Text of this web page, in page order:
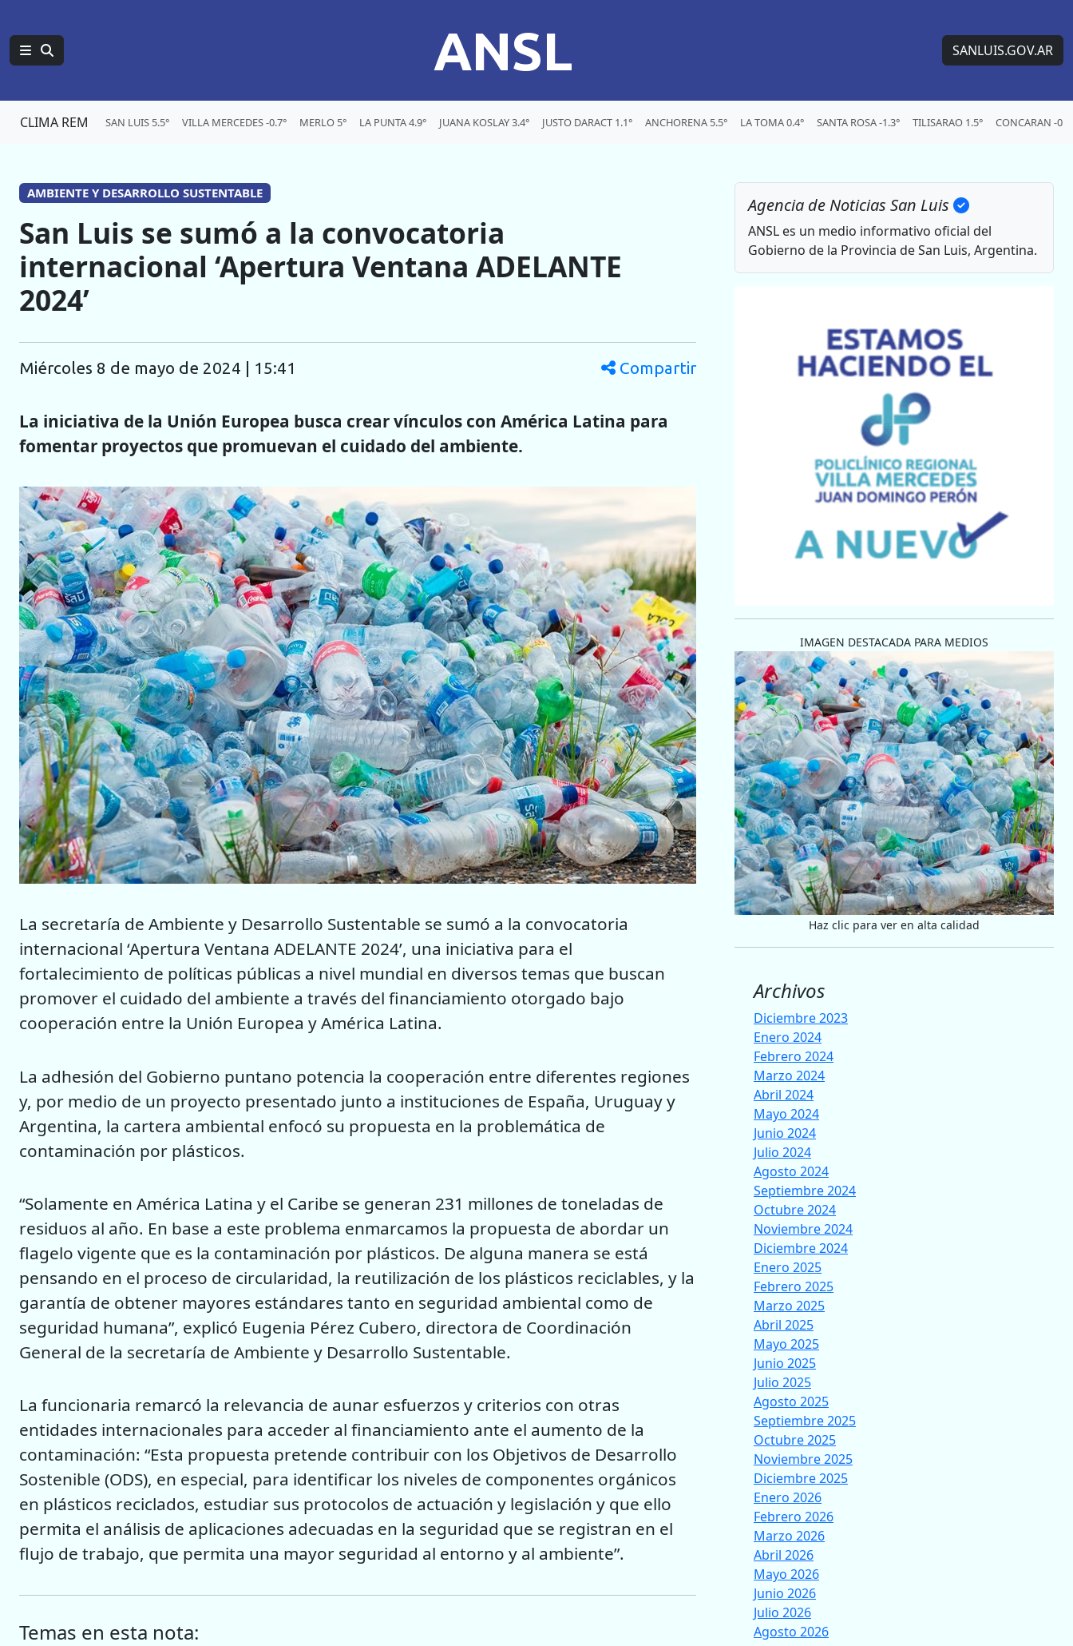
ANSL SANLUIS.GOV.AR
CLIMA REM SAN LUIS 5.5° VILLA MERCEDES -0.7° MERLO 5° LA PUNTA 4.9° JUANA KOSLAY 3.4° JUSTO DARACT 1.1° ANCHORENA 5.5° LA TOMA 0.4° SANTA ROSA -1.3° TILISARAO 1.5° CONCARAN -
AMBIENTE Y DESARROLLO SUSTENTABLE
San Luis se sumó a la convocatoria
internacional ‘Apertura Ventana ADELANTE
2024’
miércoles 8 de mayo de 2024 | 15:41 Compartir
La iniciativa de la Unión Europea busca crear vínculos con América Latina para
fomentar proyectos que promuevan el cuidado del ambiente.
La secretaría de Ambiente y Desarrollo Sustentable se sumó a la convocatoria
internacional ‘Apertura Ventana ADELANTE 2024’, una iniciativa para el
fortalecimiento de políticas públicas a nivel mundial en diversos temas que buscan
promover el cuidado del ambiente a través del financiamiento otorgado bajo
cooperación entre la Unión Europea y América Latina.
La adhesión del Gobierno puntano potencia la cooperación entre diferentes regiones
y, por medio de un proyecto presentado junto a instituciones de España, Uruguay y
Argentina, la cartera ambiental enfocó su propuesta en la problemática de
contaminación por plásticos.
“Solamente en América Latina y el Caribe se generan 231 millones de toneladas de
residuos al año. En base a este problema enmarcamos la propuesta de abordar un
flagelo vigente que es la contaminación por plásticos. De alguna manera se está
pensando en el proceso de circularidad, la reutilización de los plásticos reciclables, y la
garantía de obtener mayores estándares tanto en seguridad ambiental como de
seguridad humana”, explicó Eugenia Pérez Cubero, directora de Coordinación
General de la secretaría de Ambiente y Desarrollo Sustentable.
La funcionaria remarcó la relevancia de aunar esfuerzos y criterios con otras
entidades internacionales para acceder al financiamiento ante el aumento de la
contaminación: “Esta propuesta pretende contribuir con los Objetivos de Desarrollo
Sostenible (ODS), en especial, para identificar los niveles de componentes orgánicos
en plásticos reciclados, estudiar sus protocolos de actuación y legislación y que ello
permita el análisis de aplicaciones adecuadas en la seguridad que se registran en el
flujo de trabajo, que permita una mayor seguridad al entorno y al ambiente”.
Temas en esta nota:
Agencia de Noticias San Luis
ANSL es un medio informativo oficial del
Gobierno de la Provincia de San Luis, Argentina.
IMAGEN DESTACADA PARA MEDIOS
Haz clic para ver en alta calidad
Archivos
Diciembre 2023
Enero 2024
Febrero 2024
Marzo 2024
Abril 2024
Mayo 2024
Junio 2024
Julio 2024
Agosto 2024
Septiembre 2024
Octubre 2024
Noviembre 2024
Diciembre 2024
Enero 2025
Febrero 2025
Marzo 2025
Abril 2025
Mayo 2025
Junio 2025
Julio 2025
Agosto 2025
Septiembre 2025
Octubre 2025
Noviembre 2025
Diciembre 2025
Enero 2026
Febrero 2026
Marzo 2026
Abril 2026
Mayo 2026
Junio 2026
Julio 2026
Agosto 2026